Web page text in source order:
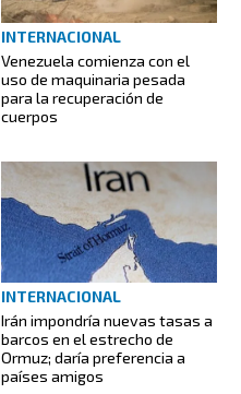
INTERNACIONAL
Venezuela comienza con el
uso de maquinaria pesada
para la recuperación de
cuerpos
INTERNACIONAL
Irán impondría nuevas tasas a
barcos en el estrecho de
Ormuz; daría preferencia a
países amigos